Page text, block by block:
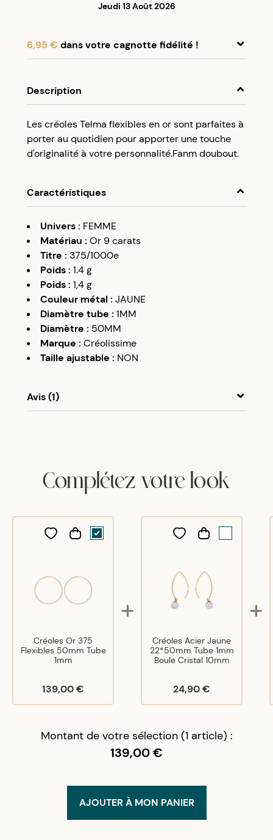
Jeudi 13 Août 2026
6,95 € dans votre cagnotte fidélité !
compte client et cumulez 5% de vos achats dans
votre cagnotte fidélité sans minimum d’achat.
Utilisez votre cagnotte de fidélité dès votre
Description
Les créoles Telma flexibles en or sont parfaites à
porter au quotidien pour apporter une touche
d'originalité à votre personnalité.Fanm doubout.
Caractéristiques
Univers: FEMME
Matériau : Or 9 carats
Titre : 375/1000e
Poids: 1.4g
Poids: 1,4g
Couleur métal: JAUNE
Diamètre tube : 1MM
Diamètre : 50MM
Marque : Créolissime
Taille ajustable : NON
Avis (1)
Complétez votre look
Créoles Or 375
Flexibles 50mm Tube
1mm
139,00 €
Créoles Acier Jaune
22*50mm Tube 1mm
Boule Cristal 10mm
24,90 €
Montant de votre sélection (1 article) :
139,00 €
AJOUTER À MON PANIER